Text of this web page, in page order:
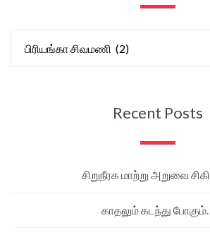
Recent Posts
சிறுநீரக மாற்று அறுவை
காதலும் கடந்து போகும்…